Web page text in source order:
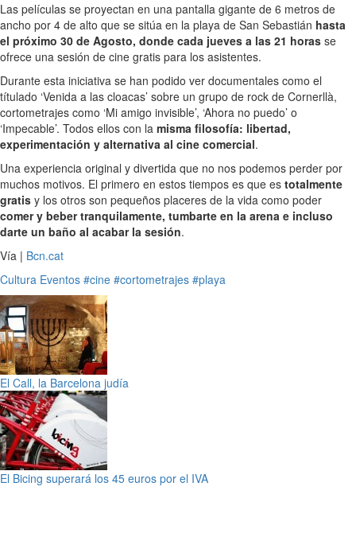
Las películas se proyectan en una pantalla gigante de 6 metros de
ancho por 4 de alto que se sitúa en la playa de San Sebastián hasta
el próximo 30 de Agosto, donde cada jueves a las 21 horas se
ofrece una sesión de cine gratis para los asistentes.
Durante esta iniciativa se han podido ver documentales como el
títulado ‘Venida a las cloacas’ sobre un grupo de rock de Cornerllà,
cortometrajes como ‘Mi amigo invisible’, ‘Ahora no puedo’ o
‘Impecable’. Todos ellos con la misma filosofía: libertad,
experimentación y alternativa al cine comercial.
Una experiencia original y divertida que no nos podemos perder por
muchos motivos. El primero en estos tiempos es que es totalmente
gratis y los otros son pequeños placeres de la vida como poder
comer y beber tranquilamente, tumbarte en la arena e incluso
darte un baño al acabar la sesión.
Vía | Bcn.cat
Cultura Eventos #cine #cortometrajes #playa
El Call, la Barcelona judía
El Bicing superará los 45 euros por el IVA